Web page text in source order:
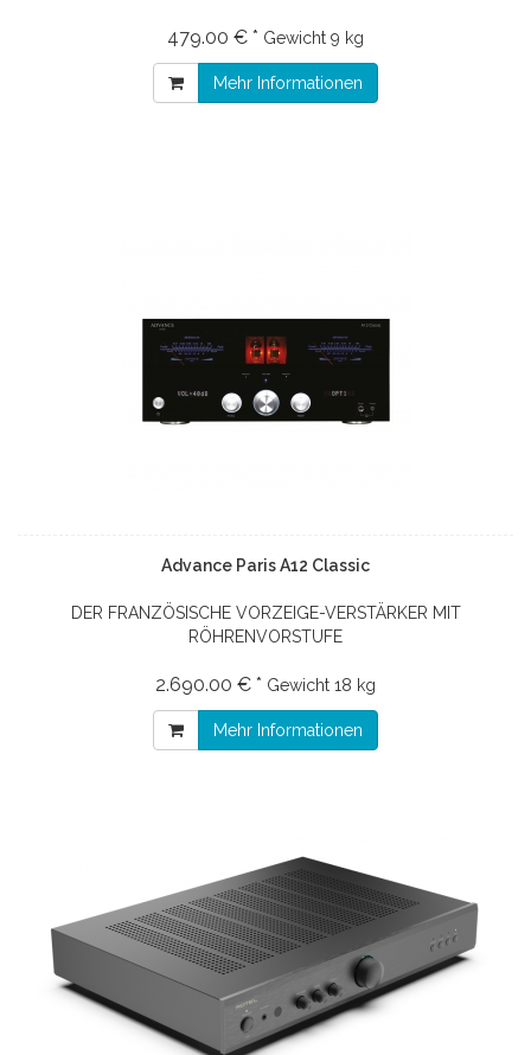
479.00 € * Gewicht 9 kg
Mehr Informationen
Advance Paris A12 Classic
DER FRANZÖSISCHE VORZEIGE-VERSTÄRKER MIT
RÖHRENVORSTUFE
2.690.00 € * Gewicht 18 kg
Mehr Informationen